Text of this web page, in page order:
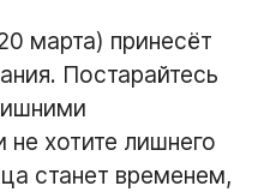
марта) принесёт
Постарайтесь
не хотите лишнего
станет временем,